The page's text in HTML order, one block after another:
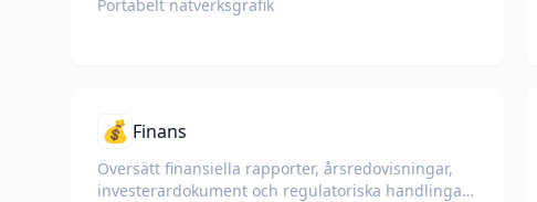
Portabelt nätverksgrafik
💰 Finans
Översätt finansiella rapporter, årsredovisningar,
investerardokument och regulatoriska handlingar